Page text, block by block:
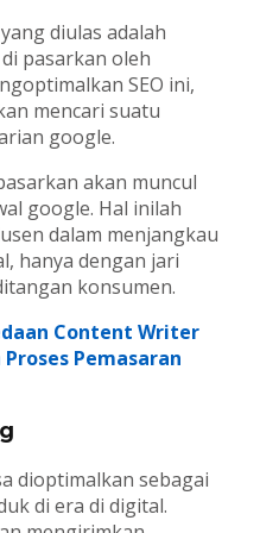
diulas adalah
pasarkan oleh
SEO ini,
mencari suatu
google.
akan muncul
google. Hal inilah
dalam menjangkau
hanya dengan jari
konsumen.
Content Writer
Pemasaran
dioptimalkan sebagai
di era di digital.